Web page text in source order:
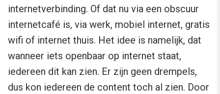
internetverbinding. Of dat nu via een obscuur
internetcafé is, via werk, mobiel internet, gratis
wifi of internet thuis. Het idee is namelijk, dat
wanneer iets openbaar op internet staat,
iedereen dit kan zien. Er zijn geen drempels,
dus kon iedereen de content toch al zien. Door